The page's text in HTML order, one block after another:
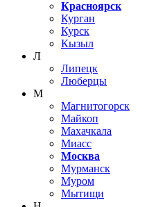
Красноярск
Курган
Курск
Кызыл
Л
Липецк
Люберцы
М
Магнитогорск
Майкоп
Махачкала
Миасс
Москва
Мурманск
Муром
Мытищи